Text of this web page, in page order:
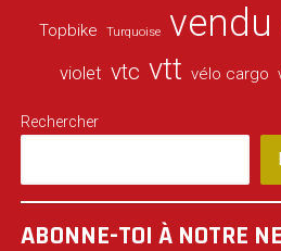
Topbike Turquoise vendu
violet vtc vtt vélo cargo
Rechercher
ABONNE-TOI À NOTRE